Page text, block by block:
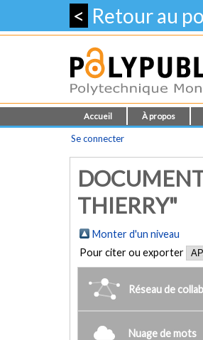
< Retour au
Accueil À propos
Se connecter
THIERRY"
Monter d'un niveau
Pour citer ou exporter
Réseau de
Nuage de mots